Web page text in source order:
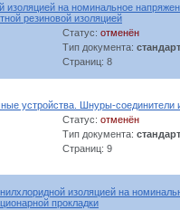
изоляцией на номинальное
резиновой изоляцией
Статус: отменён
Тип документа: стандарт
Страниц: 8
устройства. Шнуры-
Статус: отменён
Тип документа: стандарт
Страниц: 9
изоляцией на
прокладки